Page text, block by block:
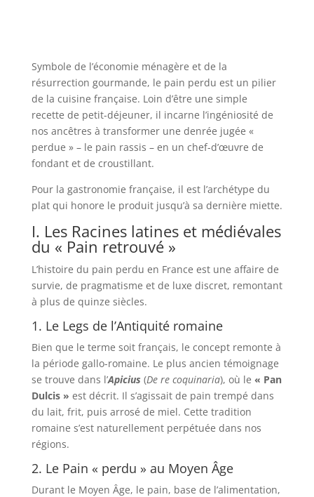
Symbole de l’économie ménagère et de la
résurrection gourmande, le pain perdu est un pilier
de la cuisine française. Loin d’être une simple
recette de petit-déjeuner, il incarne l’ingéniosité de
nos ancêtres à transformer une denrée jugée «
perdue » – le pain rassis – en un chef-d’œuvre de
fondant et de croustillant.
Pour la gastronomie française, il est l’archétype du
plat qui honore le produit jusqu’à sa dernière miette.
I. Les Racines latines et médiévales
du « Pain retrouvé »
L’histoire du pain perdu en France est une affaire de
survie, de pragmatisme et de luxe discret, remontant
à plus de quinze siècles.
1. Le Legs de l’Antiquité romaine
Bien que le terme soit français, le concept remonte à
la période gallo-romaine. Le plus ancien témoignage
se trouve dans l’Apicius (De re coquinaria), où le « Pan
Dulcis » est décrit. Il s’agissait de pain trempé dans
du lait, frit, puis arrosé de miel. Cette tradition
romaine s’est naturellement perpétuée dans nos
régions.
2. Le Pain « perdu » au Moyen Âge
Durant le Moyen Âge, le pain, base de l’alimentation,